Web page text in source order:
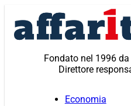
contenuto
Fondato nel 1996
Direttore
Economia